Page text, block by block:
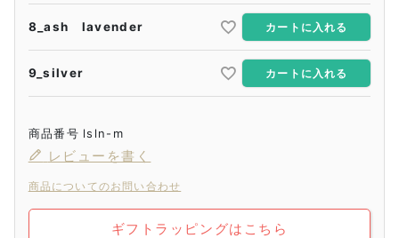
8_ash lavender カートに入れる
9_silver カートに入れる
商品番号 lsln-m
レビューを書く
商品についてのお問い合わせ
ギフトラッピングはこちら